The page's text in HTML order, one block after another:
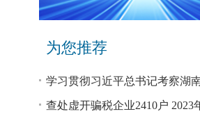
为您推荐
学习贯彻习近平总书记考察湖
和指示精神专题研讨班开班
查处虚开骗税企业2410户 2023